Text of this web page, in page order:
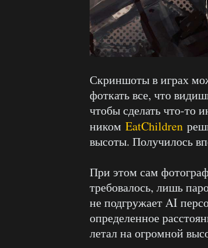
Скриншоты в играх
фоткать все, что
чтобы сделать что-то
ником EatChildren
высоты. Получилось
При этом сам
требовалось, лишь
не подгружает AI
определенное
летал на огромной